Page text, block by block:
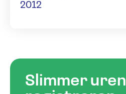
2012
Slimmer uren